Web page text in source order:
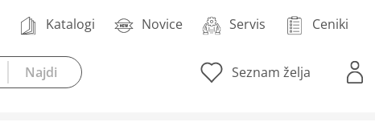
Katalogi Novice Servis Ceniki
Seznam želja